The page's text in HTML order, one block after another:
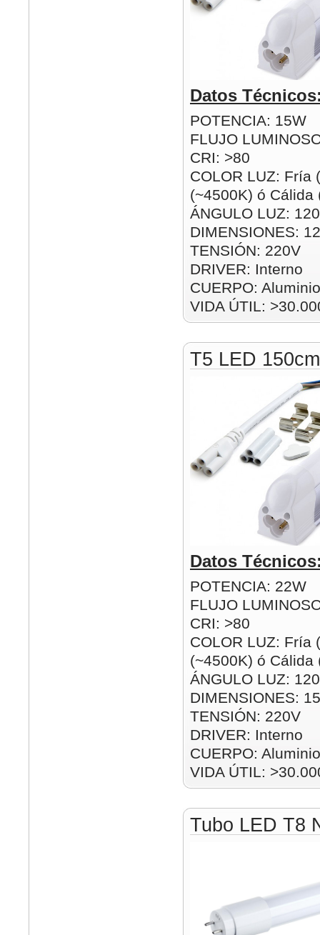
Datos
POTENCIA: 15W
FLUJO
CRI: >80
COLOR LUZ: Fría
(~4500K) ó Cálida
ÁNGULO LUZ:
DIMENSIONES:
TENSIÓN: 220V
DRIVER: Interno
CUERPO: Aluminio
VIDA ÚTIL:
T5 LED
Datos
POTENCIA: 22W
FLUJO
CRI: >80
COLOR LUZ: Fría
(~4500K) ó Cálida
ÁNGULO LUZ:
DIMENSIONES:
TENSIÓN: 220V
DRIVER: Interno
CUERPO: Aluminio
VIDA ÚTIL:
Tubo LED T8